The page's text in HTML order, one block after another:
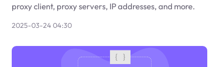
proxy client, proxy servers, IP addresses, and more.
2025-03-24 04:30